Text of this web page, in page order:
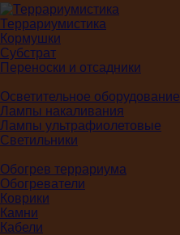
Террариумистика
Кормушки
Субстрат
Переноски и отсадники
Осветительное оборудование
Лампы накаливания
Лампы ультрафиолетовые
Светильники
Обогрев террариума
Обогреватели
Коврики
Камни
Кабели